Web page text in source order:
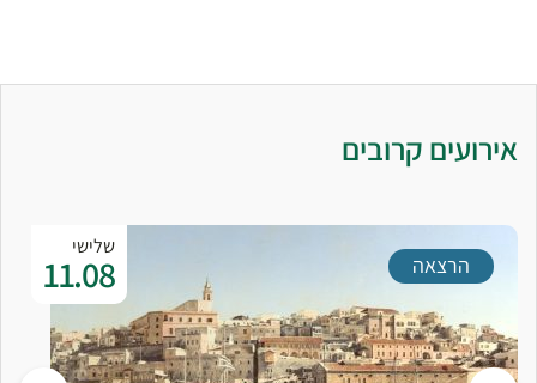
אירועים קרובים
שלישי
11.08 הרצאה